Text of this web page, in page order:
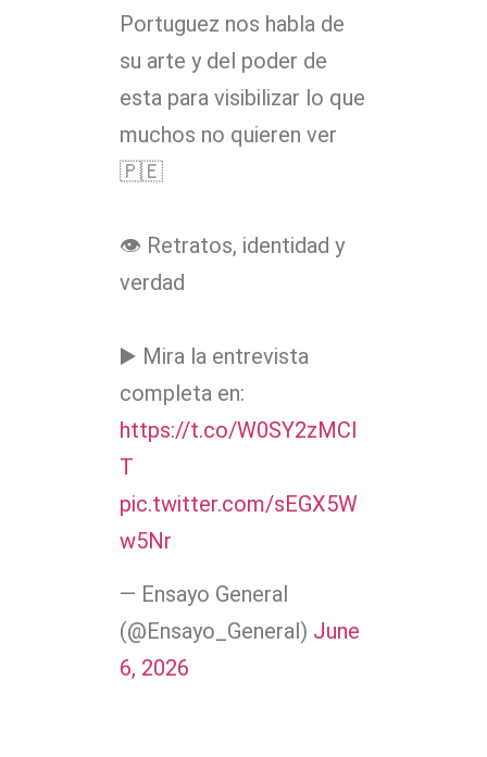
Portuguez nos habla de
su arte y del poder de
esta para visibilizar lo que
muchos no quieren ver
🇵🇪
👁️ Retratos, identidad y
verdad
▶️ Mira la entrevista
completa en:
https://t.co/W0SY2zMCI
T
pic.twitter.com/sEGX5W
w5Nr
— Ensayo General
(@Ensayo_General) June
6, 2026